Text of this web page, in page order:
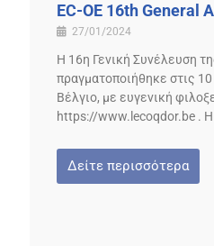
EC-OE 16th General
27/01/2024
Η 16η Γενική Συνέλευση
πραγματοποιήθηκε στις
Βέλγιο, με ευγενική
https://www.lecoqdor.be . Η
Δείτε περισσότερα